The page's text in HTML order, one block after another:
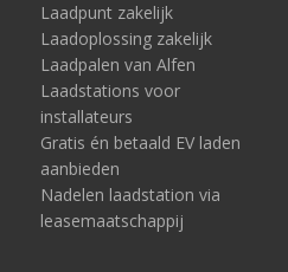
Laadpunt zakelijk
Laadoplossing zakelijk
Laadpalen van Alfen
Laadstations voor
installateurs
Gratis én betaald EV laden
aanbieden
Nadelen laadstation via
leasemaatschappij